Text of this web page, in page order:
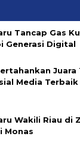
Tancap Gas
Generasi Digital
Juara
Media
Wakili Riau di
Monas